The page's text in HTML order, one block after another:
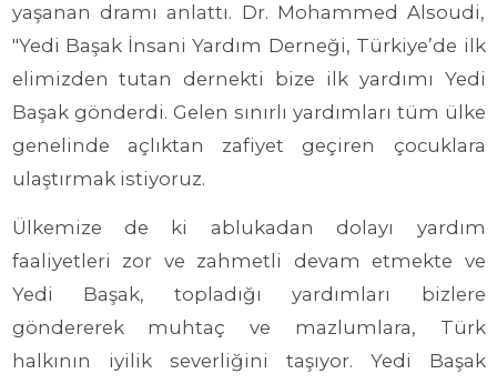
yaşanan dramı anlattı. Dr. Mohammed Alsoudi,
"Yedi Başak İnsani Yardım Derneği, Türkiye’de ilk
elimizden tutan dernekti bize ilk yardımı Yedi
Başak gönderdi. Gelen sınırlı yardımları tüm ülke
genelinde açlıktan zafiyet geçiren çocuklara
ulaştırmak istiyoruz.
Ülkemize de ki ablukadan dolayı yardım
faaliyetleri zor ve zahmetli devam etmekte ve
Yedi Başak, topladığı yardımları bizlere
göndererek muhtaç ve mazlumlara, Türk
halkının iyilik severliğini taşıyor. Yedi Başak